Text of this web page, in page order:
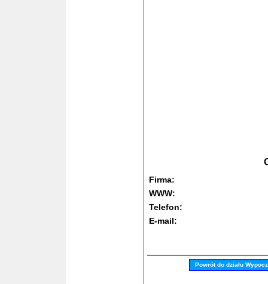
Firma:
WWW:
Telefon:
E-mail:
Powrót do działu